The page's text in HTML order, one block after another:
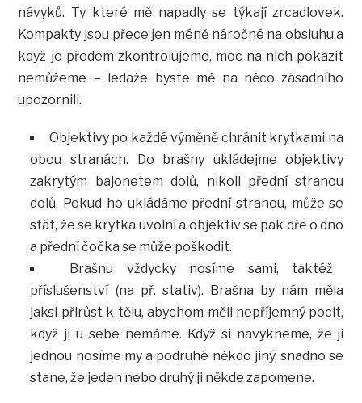
návyků. Ty které mě napadly se týkají zrcadlovek.
Kompakty jsou přece jen méně náročné na obsluhu a
když je předem zkontrolujeme, moc na nich pokazit
nemůžeme – ledaže byste mě na něco zásadního
upozornili.
Objektivy po každé výměně chránit krytkami na
obou stranách. Do brašny ukládejme objektivy
zakrytým bajonetem dolů, nikoli přední stranou
dolů. Pokud ho ukládáme přední stranou, může se
stát, že se krytka uvolní a objektiv se pak dře o dno
a přední čočka se může poškodit.
Brašnu vždycky nosíme sami, taktéž
příslušenství (na př. stativ). Brašna by nám měla
jaksi přirůst k tělu, abychom měli nepříjemný pocit,
když ji u sebe nemáme. Když si navykneme, že ji
jednou nosíme my a podruhé někdo jiný, snadno se
stane, že jeden nebo druhý ji někde zapomene.